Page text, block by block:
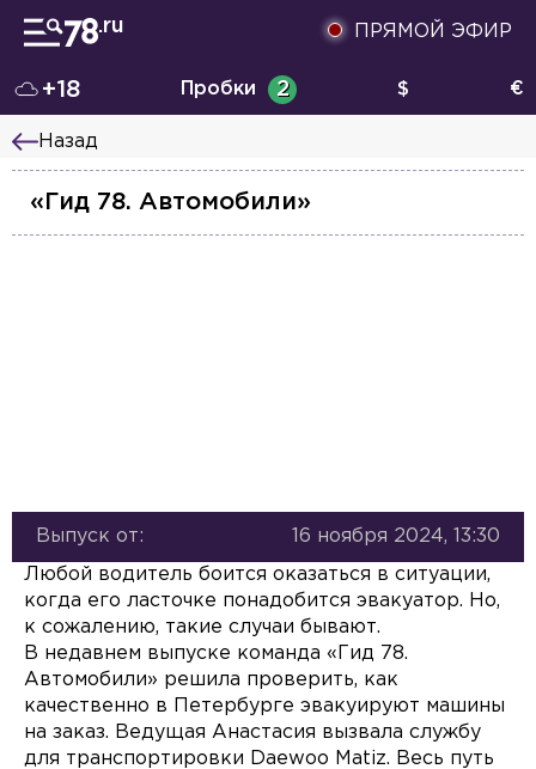
ПРЯМОЙ ЭФИР
+18 Пробки 2 $ €
Назад
«Гид 78. Автомобили»
Выпуск от: 16 ноября 2024, 13:30
Любой водитель боится оказаться в ситуации,
когда его ласточке понадобится эвакуатор. Но,
к сожалению, такие случаи бывают.
В недавнем выпуске команда «Гид 78.
Автомобили» решила проверить, как
качественно в Петербурге эвакуируют машины
на заказ. Ведущая Анастасия вызвала службу
для транспортировки Daewoo Matiz. Весь путь